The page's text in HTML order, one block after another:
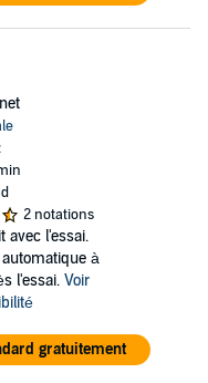
2 notations
avec l'essai.
à
l'essai. Voir
gratuitement